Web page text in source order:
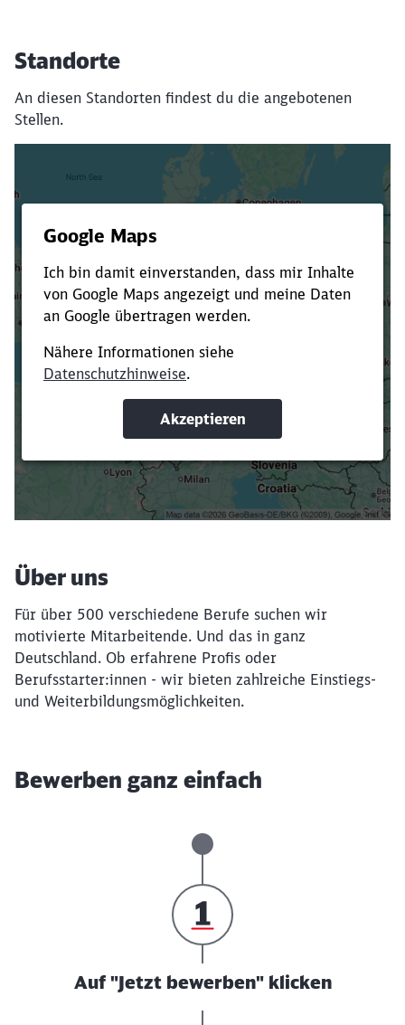
Standorte
An diesen Standorten findest du die angebotenen
Stellen.
Verkürze die Ladezeit, indem du Suchbegriffe
oder Filter hinzufügst.
Suchbegriffe eingeben
Filter setzen
Über uns
Für über 500 verschiedene Berufe suchen wir
motivierte Mitarbeitende. Und das in ganz
Deutschland. Ob erfahrene Profis oder
Berufsstarter:innen - wir bieten zahlreiche Einstiegs-
und Weiterbildungsmöglichkeiten.
Bewerben ganz einfach
Auf "Jetzt bewerben" klicken